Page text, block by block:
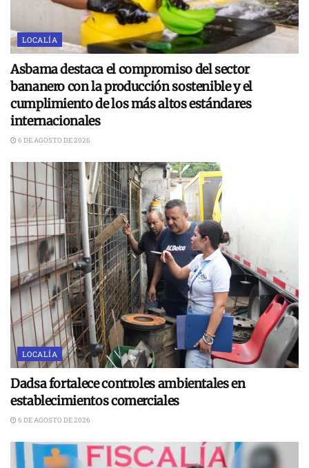
LOCALÍA
Asbama destaca el compromiso del sector
bananero con la producción sostenible y el
cumplimiento de los más altos estándares
internacionales
6 DE AGOSTO DE 2026
LOCALÍA
Dadsa fortalece controles ambientales en
establecimientos comerciales
6 DE AGOSTO DE 2026